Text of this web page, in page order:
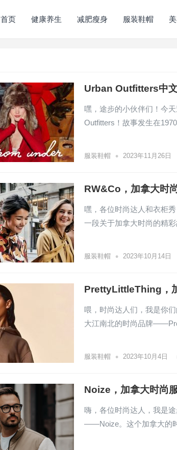
首页 健康养生 减肥瘦身 服装鞋帽
Urban Outfitters中
嘿，途步的小伙伴们！今
Outfitters！故事发生在
服装鞋帽 • 2023年11月26日
RW&Co，加拿大时
嘿，各位时尚达人和衣柜
一段关于加拿大时尚的精
服装鞋帽 • 2023年10月14日
PrettyLittleThing，
喂，时尚达人们，我是你
大江南北的时尚品牌
服装鞋帽 • 2023年10月4日
Noize，加拿大时尚
嗨，各位时尚达人，我是
——Noize。这个加拿大的